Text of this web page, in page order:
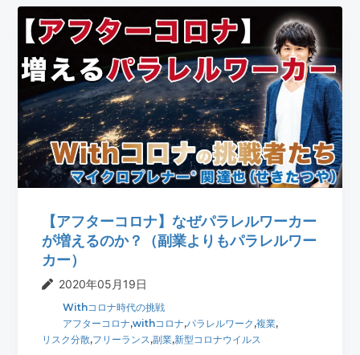
【アフターコロナ】なぜパラレルワーカー
が増えるのか？（副業よりもパラレルワー
カー）
2020年05月19日
Withコロナ時代の挑戦
アフターコロナ,withコロナ,パラレルワーク ,複業,
リスク分散,フリーランス,副業,新型コロナウイルス